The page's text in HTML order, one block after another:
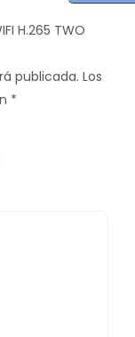
H.265 TWO
publicada. Los
*